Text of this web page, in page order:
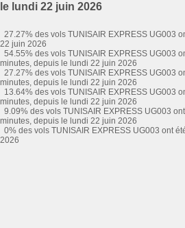
le lundi 22 juin 2026
27.27% des vols TUNISAIR EXPRESS UG003
22 juin 2026
54.55% des vols TUNISAIR EXPRESS UG003
minutes, depuis le lundi 22 juin 2026
27.27% des vols TUNISAIR EXPRESS UG003
minutes, depuis le lundi 22 juin 2026
13.64% des vols TUNISAIR EXPRESS UG003
minutes, depuis le lundi 22 juin 2026
9.09% des vols TUNISAIR EXPRESS UG003
minutes, depuis le lundi 22 juin 2026
0% des vols TUNISAIR EXPRESS UG003 ont
2026